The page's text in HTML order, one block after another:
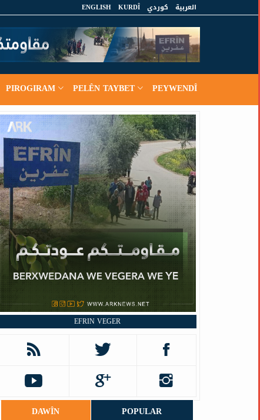
العربية كوردي KURDÎ
ENGLISH
PIROGIRAM PELÊN TAYBET PEYWENDÎ
EFRIN VEGER
DAWÎN POPULAR